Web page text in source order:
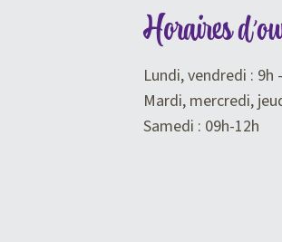
Horaires
Lundi, vendredi : 9h
Mardi, mercredi,
Samedi : 09h-12h